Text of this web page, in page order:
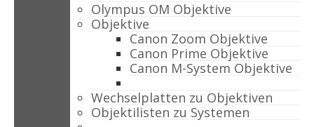
Olympus OM Objektive
Objektive
Canon Zoom Objektive
Canon Prime Objektive
Canon M-System Objektive
Wechselplatten zu Objektiven
Objektilisten zu Systemen